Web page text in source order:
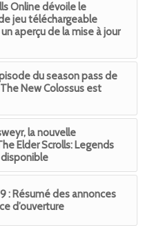
Online dévoile le
jeu téléchargeable
aperçu de la mise à jour
du season pass de
New Colossus est
la nouvelle
Elder Scrolls: Legends
: Résumé des annonces
d’ouverture